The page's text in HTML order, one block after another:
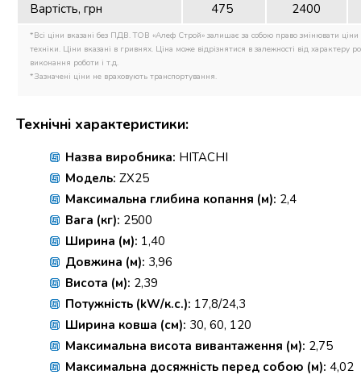
Вартість, грн 475 2400
*Всі ціни вказані без ПДВ. ТОВ «Алеф Строй» залишає за собою право змінювати ціни
техніки. Ціни вказані в гривнях. Ціна може відрізнятися в залежності від характеру
виконання роботи і т.д.
*Зазначені ціни не враховують транспортування.
Технічні характеристики:
Назва виробника: HITACHI
Модель: ZX25
Максимальна глибина копання (м): 2,4
Вага (кг): 2500
Ширина (м): 1,40
Довжина (м): 3,96
Висота (м): 2,39
Потужність (kW/к.с.): 17,8/24,3
Ширина ковша (см): 30, 60, 120
Максимальна висота вивантаження (м): 2,75
Максимальна досяжність перед собою (м): 4,02